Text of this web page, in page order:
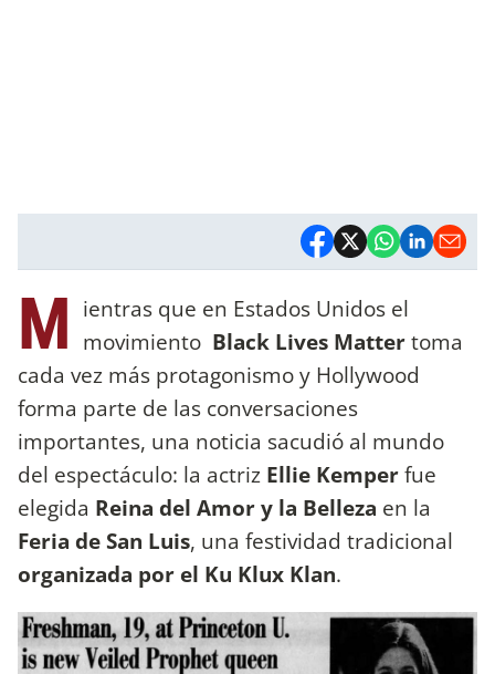
M ientras que en Estados Unidos el
movimiento Black Lives Mattertoma
cada vez más protagonismo y Hollywood
forma parte de las conversaciones
importantes, una noticia sacudió al mundo
del espectáculo: la actriz Ellie Kemperfue
elegida Reina del Amor y la Belleza en la
Feria de San Luis, una festividad tradicional
organizada por el Ku Klux Klan.